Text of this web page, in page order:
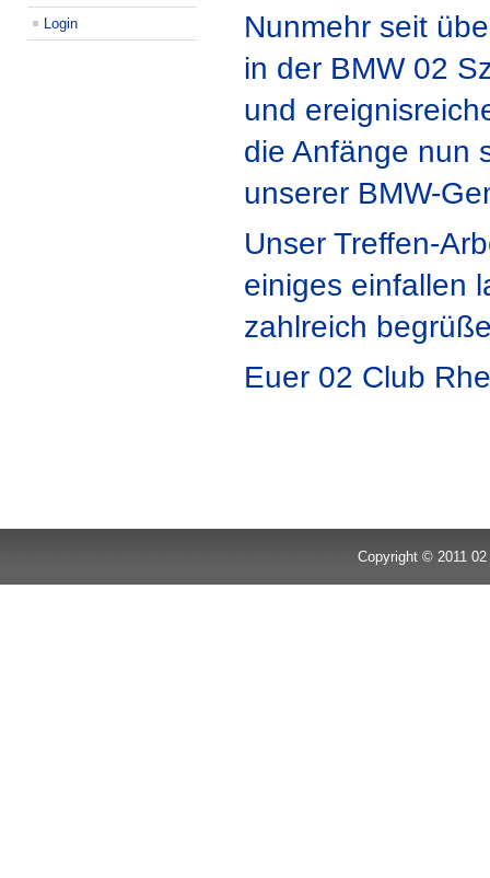
Login
Nunmehr seit
in der BMW 02
und
die Anfänge nun
unserer BMW-
Unser Treffen-
einiges einfallen
zahlreich
Euer 02 Club
Copyright © 2011